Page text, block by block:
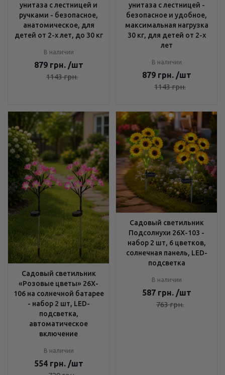
унитаза с лестницей и
ручками - безопасное,
анатомическое, для
детей от 2-х лет, до 30 кг
В наличии
879 грн. /шт
1143грн.
унитаза с лестницей -
безопасное и удобное,
максимальная нагрузка
30 кг, для детей от 2-х
лет
В наличии
879 грн. /шт
1143грн.
Садовый светильник
«Розовые цветы» 26X-
106 на солнечной батарее
- набор 2 шт, LED-
подсветка,
автоматическое
включение
В наличии
554 грн. /шт
Садовый светильник
Подсолнухи 26X-103 -
набор 2 шт, 6 цветков,
солнечная панель, LED-
подсветка
В наличии
587 грн. /шт
763грн.